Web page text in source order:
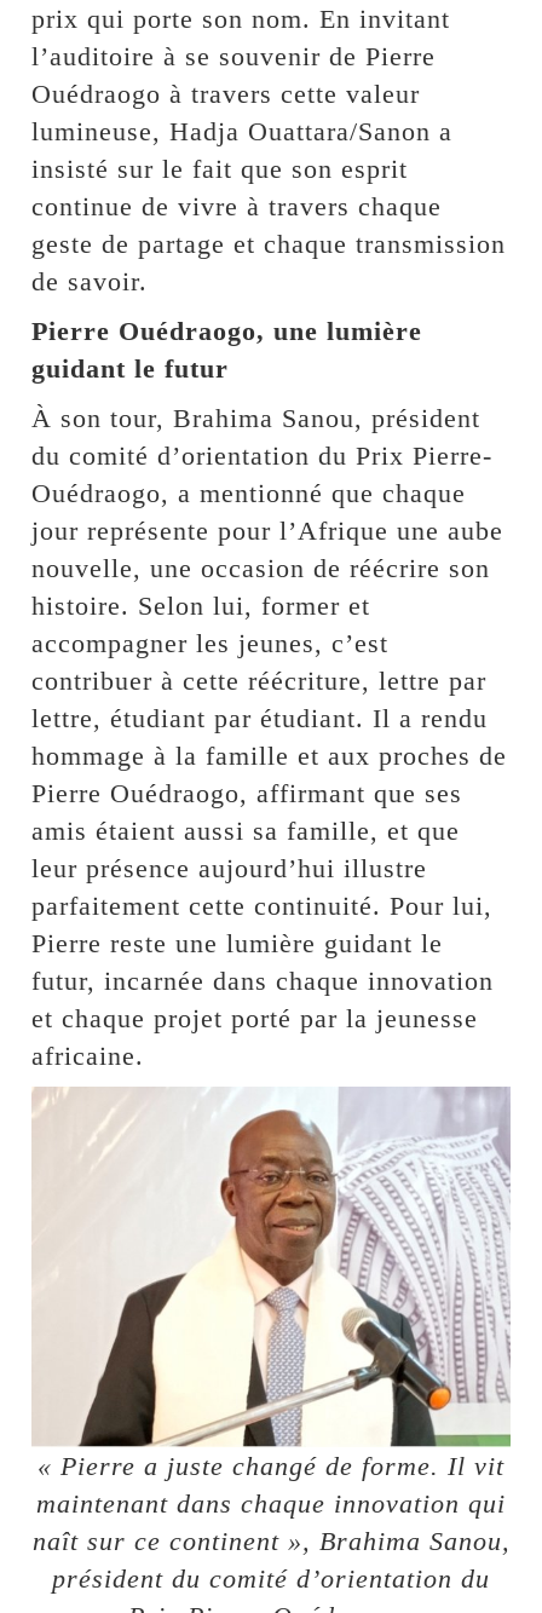
prix qui porte son nom. En invitant
l’auditoire à se souvenir de Pierre
Ouédraogo à travers cette valeur
lumineuse, Hadja Ouattara/Sanon a
insisté sur le fait que son esprit
continue de vivre à travers chaque
geste de partage et chaque transmission
de savoir.
Pierre Ouédraogo, une lumière
guidant le futur
À son tour, Brahima Sanou, président
du comité d’orientation du Prix Pierre-
Ouédraogo, a mentionné que chaque
jour représente pour l’Afrique une aube
nouvelle, une occasion de réécrire son
histoire. Selon lui, former et
accompagner les jeunes, c’est
contribuer à cette réécriture, lettre par
lettre, étudiant par étudiant. Il a rendu
hommage à la famille et aux proches de
Pierre Ouédraogo, affirmant que ses
amis étaient aussi sa famille, et que
leur présence aujourd’hui illustre
parfaitement cette continuité. Pour lui,
Pierre reste une lumière guidant le
futur, incarnée dans chaque innovation
et chaque projet porté par la jeunesse
africaine.
« Pierre a juste changé de forme. Il vit
maintenant dans chaque innovation qui
naît sur ce continent », Brahima Sanou,
président du comité d’orientation du